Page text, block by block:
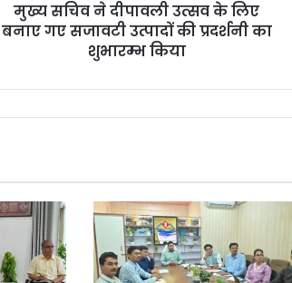
मुख्य सचिव ने दीपावली उत्सव के लिए
बनाए गए सजावटी उत्पादों की प्रदर्शनी का
शुभारम्भ किया